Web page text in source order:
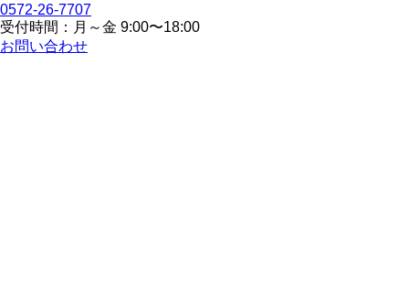
0572-26-7707
受付時間：月～金 9:00〜18:00
お問い合わせ